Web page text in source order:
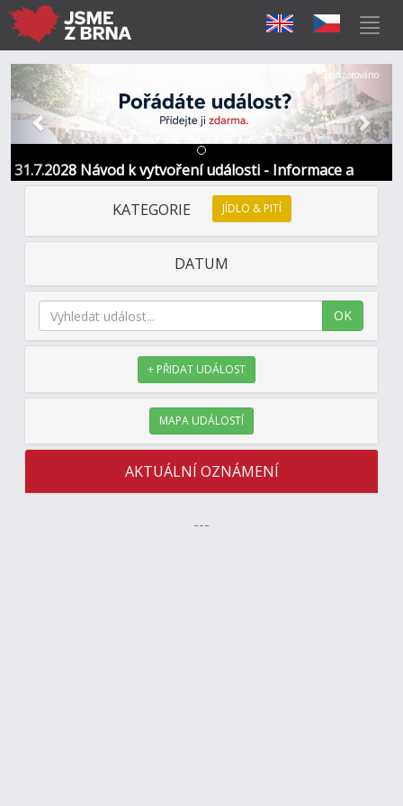
31.7.2028 Návod k vytvoření události - Informace a
kontakt
Předchozí Další
Sponzorováno
KATEGORIE JÍDLO & PITÍ
DATUM
OK
+ PŘIDAT UDÁLOST
MAPA UDÁLOSTÍ
AKTUÁLNÍ OZNÁMENÍ
---